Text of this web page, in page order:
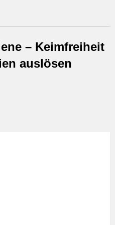
– Keimfreiheit
auslösen